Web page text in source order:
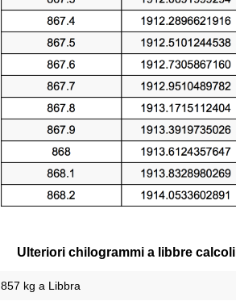
Ulteriori chilogrammi a libbre calcoli
857 kg a Libbra